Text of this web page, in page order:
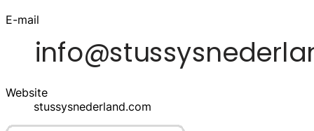
E-mail
Website
stussysnederland.com